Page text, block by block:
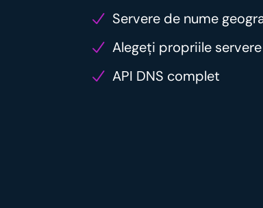
Servere de nume
Alegeți propriile
API DNS complet